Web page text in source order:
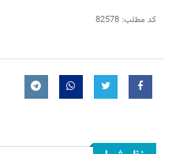
کد مطلب: 82578